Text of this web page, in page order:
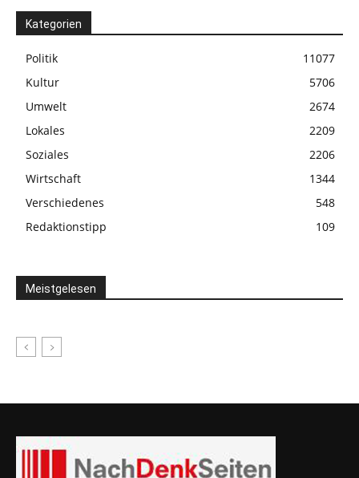
Kategorien
Politik
11077
Kultur
5706
Umwelt
2674
Lokales
2209
Soziales
2206
Wirtschaft
1344
Verschiedenes
548
Redaktionstipp
109
Meistgelesen